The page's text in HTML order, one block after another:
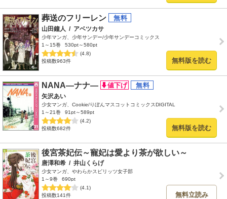
葬送のフリーレン
山田鐘人 / アベツカサ
少年マンガ、少年サンデー/少年サンデーコミックス
1～15巻
530pt～580pt
(4.8)
投稿数963件
無料版を読む
NANA―ナナ―
矢沢あい
少女マンガ、Cookie/りぼんマスコットコミックスDIGITAL
1～21巻
91pt～589pt
(4.2)
投稿数682件
無料版を読む
後宮茶妃伝～寵妃は愛より茶が欲しい～
唐澤和希 / 井山くらげ
少女マンガ、やわらかスピリッツ女子部
1～9巻
690pt
(4.1)
投稿数141件
無料立読み